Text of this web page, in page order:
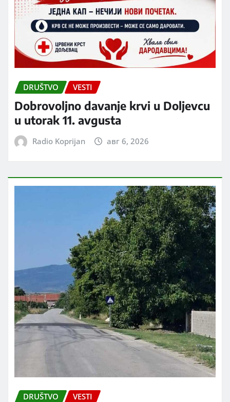
DRUŠTVO VESTI
Dobrovoljno davanje krvi u Doljevcu
u utorak 11. avgusta
Radio Koprijan авг 6, 2026
DRUŠTVO VESTI